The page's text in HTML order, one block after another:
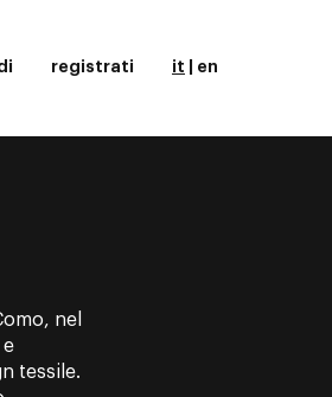
registrati it en
nel
e
tessile.